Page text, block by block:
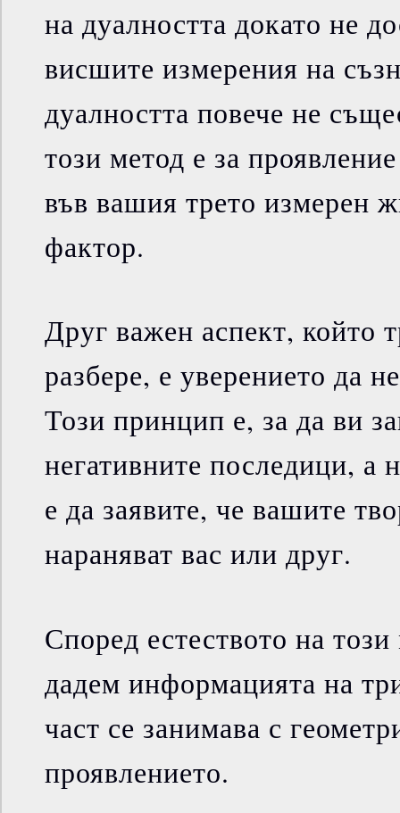
на дуалността докато не
висшите измерения на
дуалността повече не
този метод е за
във вашия трето измерен
фактор.
Друг важен аспект, който
разбере, е уверението да
Този принцип е, за да ви
негативните последици, а
е да заявите, че вашите
нараняват вас или друг.
Според естеството на
дадем информацията на
част се занимава с
проявлението.